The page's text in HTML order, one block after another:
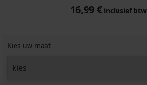
16,99 € inclusief btw
Kies uw maat